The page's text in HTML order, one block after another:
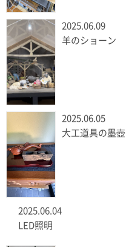
2025.06.09
羊のショーン
2025.06.05
大工道具の墨壺
2025.06.04
LED照明